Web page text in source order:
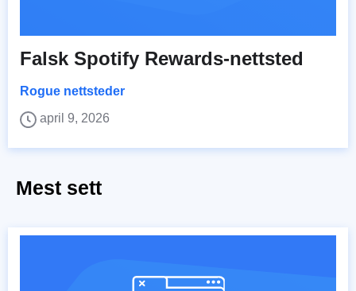
Falsk Spotify Rewards-nettsted
Rogue nettsteder
april 9, 2026
Mest sett